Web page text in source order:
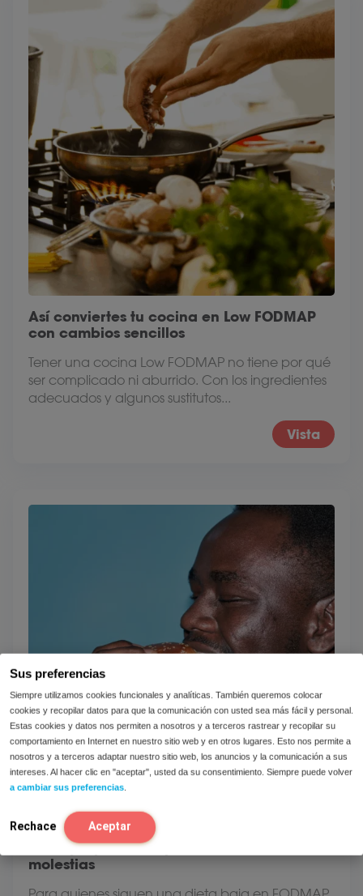
Sus preferencias
Siempre utilizamos cookies funcionales y analíticas. También queremos colocar
cookies y recopilar datos para que la comunicación con usted sea más fácil y personal.
Estas cookies y datos nos permiten a nosotros y a terceros rastrear y recopilar su
comportamiento en Internet en nuestro sitio web y en otros lugares. Esto nos permite a
nosotros y a terceros adaptar nuestro sitio web, los anuncios y la comunicación a sus
intereses. Al hacer clic en "aceptar", usted da su consentimiento. Siempre puede volver
a cambiar sus preferencias
Rechace Aceptar
Así conviertes tu cocina en Low FODMAP
con cambios sencillos
Tener una cocina Low FODMAP no tiene por qué
ser complicado ni aburrido. Con los ingredientes
adecuados y algunos sustitutos...
Vista
Dieta baja en FODMAP al comer fuera:
consejos prácticos para un verano sin
molestias